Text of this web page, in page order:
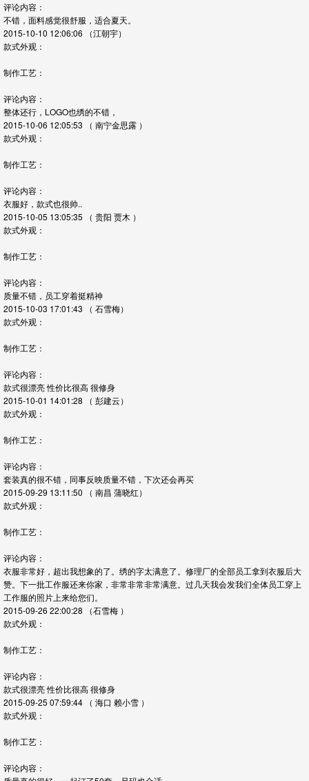
评论内容：
不错，面料感觉很舒服，适合夏天。
2015-10-10 12:06:06
（江朝宇）
款式外观：
制作工艺：
评论内容：
整体还行，LOGO也绣的不错，
2015-10-06 12:05:53
（ 南宁金思露 ）
款式外观：
制作工艺：
评论内容：
衣服好，款式也很帅..
2015-10-05 13:05:35
（ 贵阳 贾木 ）
款式外观：
制作工艺：
评论内容：
质量不错，员工穿着挺精神
2015-10-03 17:01:43
（ 石雪梅）
款式外观：
制作工艺：
评论内容：
款式很漂亮 性价比很高 很修身
2015-10-01 14:01:28
（ 彭建云）
款式外观：
制作工艺：
评论内容：
套装真的很不错，同事反映质量不错，下次还会再买
2015-09-29 13:11:50
（ 南昌 蒲晓红）
款式外观：
制作工艺：
评论内容：
衣服非常好，超出我想象的了。绣的字太满意了。修理厂的全部员工拿到衣服后大
赞。下一批工作服还来你家，非常非常非常满意。过几天我会发我们全体员工穿上
工作服的照片上来给您们。
2015-09-26 22:00:28
（石雪梅 ）
款式外观：
制作工艺：
评论内容：
款式很漂亮 性价比很高 很修身
2015-09-25 07:59:44 （ 海口 赖小雪 ）
款式外观：
制作工艺：
评论内容：